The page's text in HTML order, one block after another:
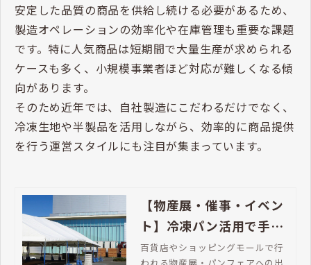
安定した品質の商品を供給し続ける必要があるため、
製造オペレーションの効率化や在庫管理も重要な課題
です。特に人気商品は短期間で大量生産が求められる
ケースも多く、小規模事業者ほど対応が難しくなる傾
向があります。
そのため近年では、自社製造にこだわるだけでなく、
冷凍生地や半製品を活用しながら、効率的に商品提供
を行う運営スタイルにも注目が集まっています。
【物産展・催事・イベン
ト】冷凍パン活用で手間
をかけずに出店する方法
百貨店やショッピングモールで行
われる物産展・パンフェアへの出